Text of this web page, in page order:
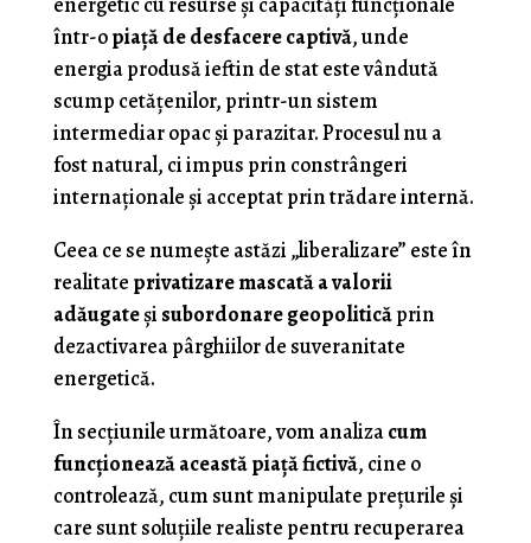
într-opiață de desfacere captivă, unde
energia produsă ieftin de stat este vândută
scump cetățenilor, printr-un sistem
intermediar opac și parazitar. Procesul nu a
fost natural, ci impus prin constrângeri
internaționale și acceptat prin trădare internă.
Ceea ce se numește astăzi „liberalizare” este în
realitate privatizare mascată a valorii
adăugateși subordonare geopoliticăprin
dezactivarea pârghiilor de suveranitate
energetică.
În secțiunile următoare, vom analizacum
funcționează această piață fictivă, cine o
controlează, cum sunt manipulate prețurile și
care sunt soluțiile realiste pentru recuperarea